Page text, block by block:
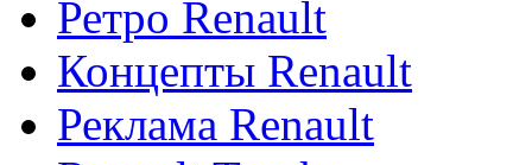
Ретро Renault
Концепты Renault
Реклама Renault